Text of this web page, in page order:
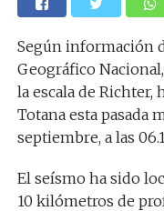
Según información
Geográfico
la escala de
Totana esta pasada
septiembre, a las
El seísmo ha sido
10 kilómetros de